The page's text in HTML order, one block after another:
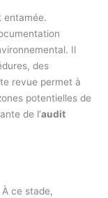
entamée.
Il
des
revue permet à
potentielles de
de l’audit
ce stade,